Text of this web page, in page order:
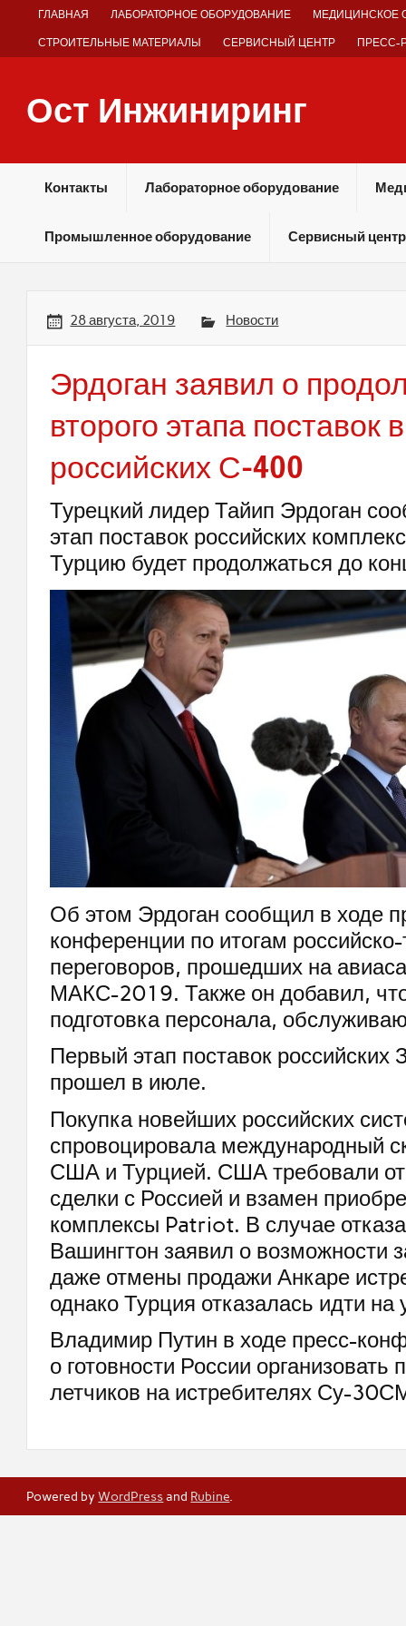
ГЛАВНАЯ ЛАБОРАТОРНОЕ ОБОРУДОВАНИЕ МЕДИЦИНСКОЕ
СТРОИТЕЛЬНЫЕ МАТЕРИАЛЫ СЕРВИСНЫЙ ЦЕНТР ПРЕСС-
Ост Инжиниринг
Контакты Лабораторное оборудование
Промышленное оборудование Сервисный центр
28 августа, 2019 Новости
Эрдоган заявил о
второго этапа поставок
российских С-400
Турецкий лидер Тайип Эрдоган
этап поставок российских
Турцию будет продолжаться до
Об этом Эрдоган сообщил в ходе
конференции по итогам российско-
переговоров, прошедших на
МАКС-2019. Также он добавил,
подготовка персонала,
Первый этап поставок
прошел в июле.
Покупка новейших российских
спровоцировала международный
США и Турцией. США требовали
сделки с Россией и взамен
комплексы Patriot. В случае
Вашингтон заявил о возможности
даже отмены продажи Анкаре
однако Турция отказалась идти на
Владимир Путин в ходе пресс-
о готовности России организовать
летчиков на истребителях Су-
Powered byWordPressand Rubine